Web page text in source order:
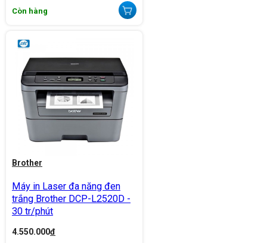
Còn hàng
Brother
Máy in Laser đa năng đen
trắng Brother DCP-L2520D -
30 tr/phút
4.550.000đ